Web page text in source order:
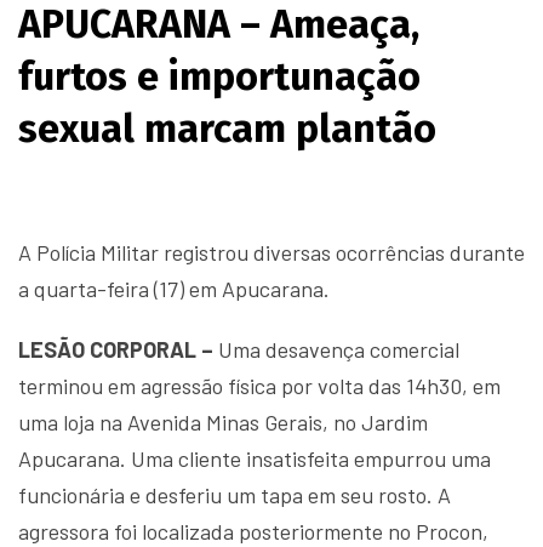
APUCARANA – Ameaça,
furtos e importunação
sexual marcam plantão
A Polícia Militar registrou diversas ocorrências durante
a quarta-feira (17) em Apucarana.
LESÃO CORPORAL – Uma desavença comercial
terminou em agressão física por volta das 14h30, em
uma loja na Avenida Minas Gerais, no Jardim
Apucarana. Uma cliente insatisfeita empurrou uma
funcionária e desferiu um tapa em seu rosto. A
agressora foi localizada posteriormente no Procon,